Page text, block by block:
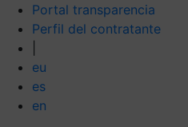
Portal transparencia
Perfil del contratante
eu
es
en